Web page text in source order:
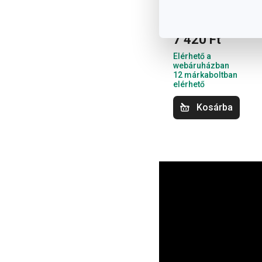
7 420 Ft
Elérhető a
webáruházban
12 márkaboltban
elérhető
Kosárba